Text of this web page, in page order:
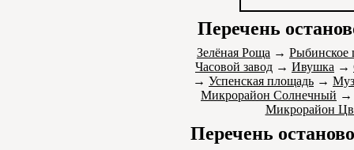
Перечень
Зелёная Роща → Рыбинское
Часовой завод → Ивушка →
→ Успенская площадь →
Микрорайон Солнечный
Микрорайон
Перечень